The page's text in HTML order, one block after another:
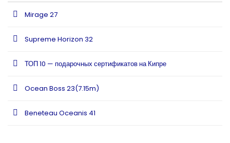
Mirage 27
Supreme Horizon 32
ТОП 10 — подарочных сертификатов на Кипре
Ocean Boss 23(7.15m)
Beneteau Oceanis 41